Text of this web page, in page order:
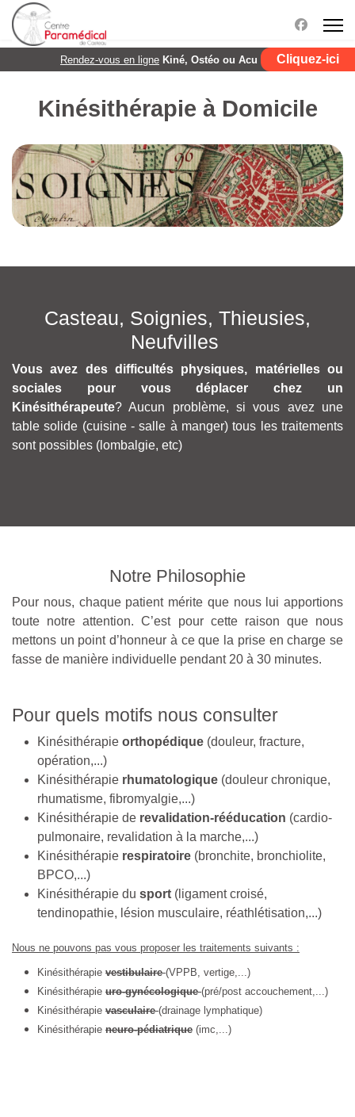
Rendez-vous en ligne Kiné, Ostéo ou Acu Cliquez-ici
Kinésithérapie à Domicile
Casteau, Soignies, Thieusies,
Neufvilles
Vous avez des difficultés physiques, matérielles ou
sociales pour vous déplacer chez un
Kinésithérapeute? Aucun problème, si vous avez une
table solide (cuisine - salle à manger) tous les traitements
sont possibles (lombalgie, etc)
Notre Philosophie
Pour nous, chaque patient mérite que nous lui apportions
toute notre attention. C’est pour cette raison que nous
mettons un point d’honneur à ce que la prise en charge se
fasse de manière individuelle pendant 20 à 30 minutes.
Pour quels motifs nous consulter
Kinésithérapie orthopédique (douleur, fracture,
opération,...)
Kinésithérapie rhumatologique (douleur chronique,
rhumatisme, fibromyalgie,...)
Kinésithérapie de revalidation-rééducation (cardio-
pulmonaire, revalidation à la marche,...)
Kinésithérapie respiratoire (bronchite, bronchiolite,
BPCO,...)
Kinésithérapie du sport (ligament croisé,
tendinopathie, lésion musculaire, réathlétisation,...)
Nous ne pouvons pas vous proposer les traitements suivants :
Kinésithérapie vestibulaire(VPPB, vertige,...)
Kinésithérapie uro-gynécologique(pré/post accouchement,...)
Kinésithérapie vasculaire(drainage lymphatique)
Kinésithérapie neuro-pédiatrique (imc,...)